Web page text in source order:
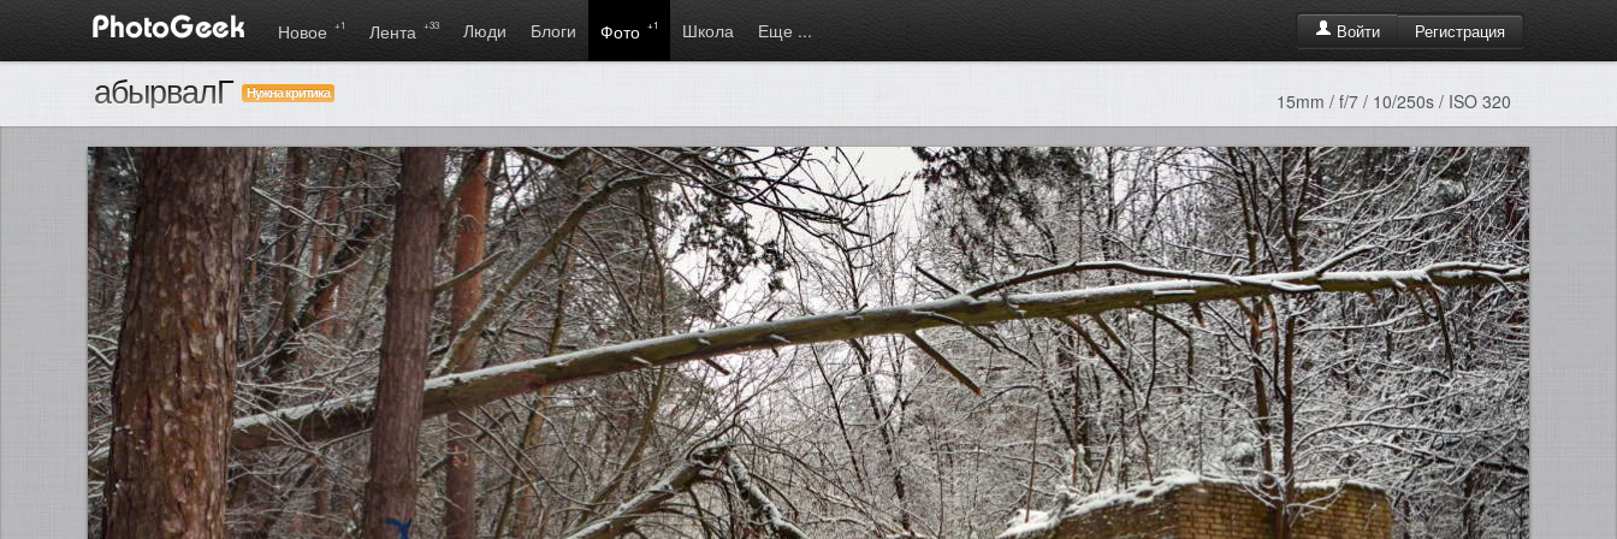
Войти Регистрация
Новое +1 Лента +33 Люди Блоги Фото +1 Школа Еще ...
абырвалГ Нужна критика 15mm / f/7 / 10/250s / ISO 320